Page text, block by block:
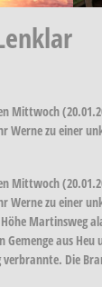
Mittwoch
Werne zu einer
Mittwoch
Werne zu einer
Martinsweg
aus Heu
Die